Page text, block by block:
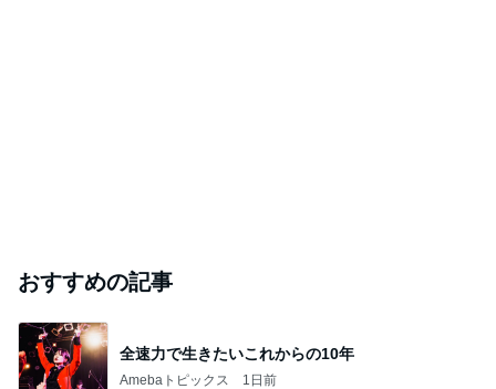
おすすめの記事
全速力で生きたいこれからの10年
Amebaトピックス 1日前